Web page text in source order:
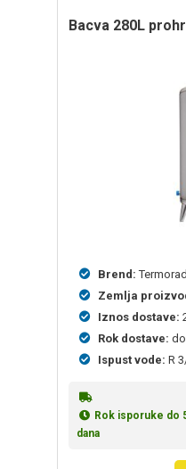
bacva 280L
Brend: Termorad
Zemlja
Iznos dostave:
Rok dostave:
Ispust vode: R
Rok isporuke do
dana